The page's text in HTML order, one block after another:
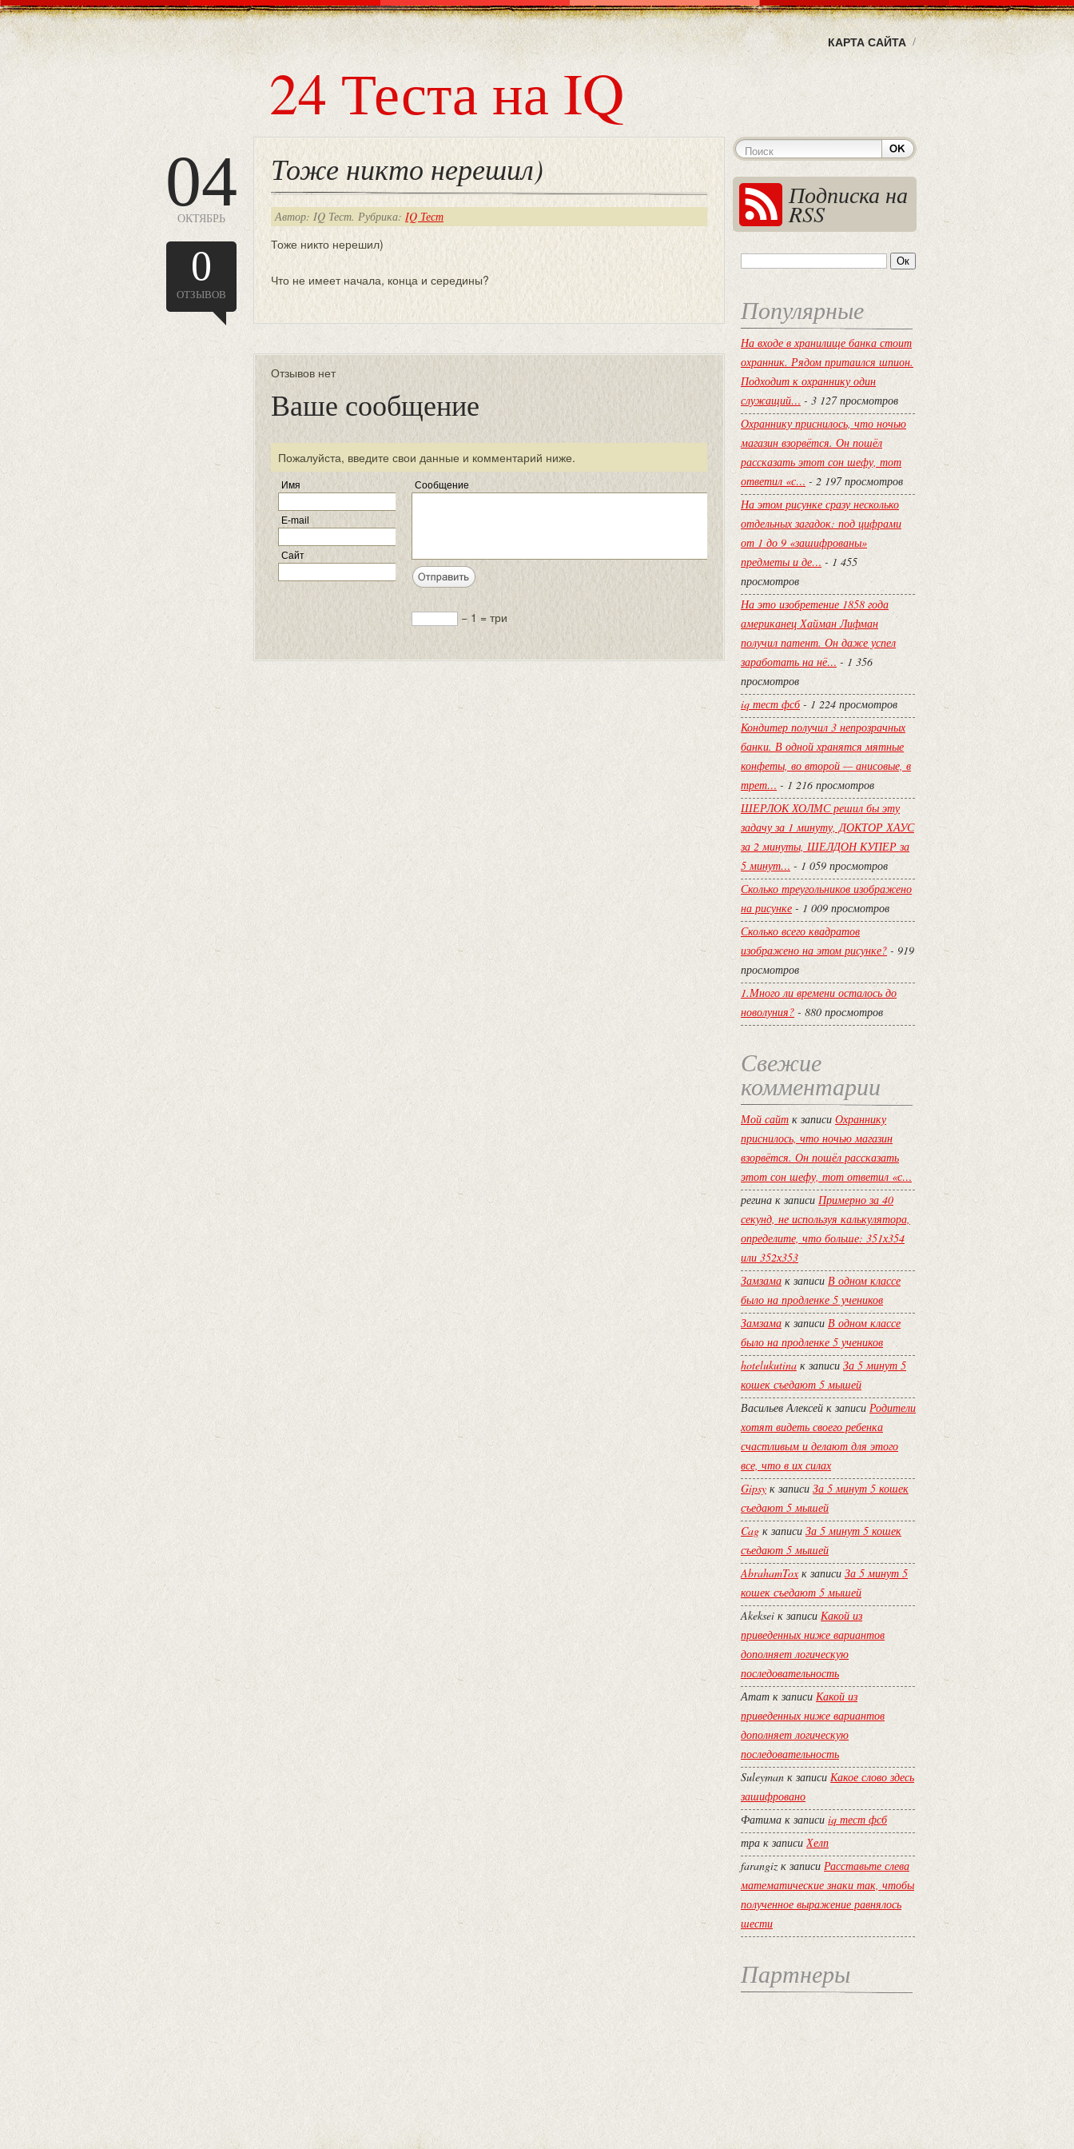
КАРТА САЙТА
24 Теста на IQ
04
ОКТЯБРЬ
0
ОТЗЫВОВ
Тоже никто нерешил)
Автор: IQ Тест. Рубрика: IQ Тест
Тоже никто нерешил)
Что не имеет начала, конца и середины?
Отзывов нет
Ваше сообщение
Пожалуйста, введите свои данные и комментарий ниже.
Имя
E-mail
Сайт
Сообщение
− 1 = три
Подписка на
RSS
Популярные
На входе в хранилище банка стоит
охранник. Рядом притаился шпион.
Подходит к охраннику один
служащий… - 3 127 просмотров
Охраннику приснилось, что ночью
магазин взорвётся. Он пошёл
рассказать этот сон шефу, тот
ответил «с… - 2 197 просмотров
На этом рисунке сразу несколько
отдельных загадок: под цифрами
от 1 до 9 «зашифрованы»
предметы и де… - 1 455
просмотров
На это изобретение 1858 года
американец Хайман Лифман
получил патент. Он даже успел
заработать на нё… - 1 356
просмотров
iq тест фсб- 1 224 просмотров
Кондитер получил 3 непрозрачных
банки. В одной хранятся мятные
конфеты, во второй — анисовые, в
трет… - 1 216 просмотров
ШЕРЛОК ХОЛМС решил бы эту
задачу за 1 минуту, ДОКТОР ХАУС
за 2 минуты, ШЕЛДОН КУПЕР за
5 минут… - 1 059 просмотров
Сколько треугольников изображено
на рисунке - 1 009 просмотров
Сколько всего квадратов
изображено на этом рисунке? - 919
просмотров
1.Много ли времени осталось до
новолуния? - 880 просмотров
Свежие
комментарии
Мой сайт к записи Охраннику
приснилось, что ночью магазин
взорвётся. Он пошёл рассказать
этот сон шефу, тот ответил «с…
регина к записи Примерно за 40
секунд, не используя калькулятора,
определите, что больше: 351х354
или 352х353
Замзама к записи В одном классе
было на продленке 5 учеников
Замзама к записи В одном классе
было на продленке 5 учеников
hotelukutina к записи За 5 минут 5
кошек съедают 5 мышей
Васильев Алексей к записи Родители
хотят видеть своего ребенка
счастливым и делают для этого
все, что в их силах
Gipsy к записи За 5 минут 5 кошек
съедают 5 мышей
Cag к записи За 5 минут 5 кошек
съедают 5 мышей
AbrahamToxк записи За 5 минут 5
кошек съедают 5 мышей
Akeksei к записи Какой из
приведенных ниже вариантов
дополняет логическую
последовательность
Атат к записи Какой из
приведенных ниже вариантов
дополняет логическую
последовательность
Suleyman к записи Какое слово здесь
зашифровано
Фатима к записи iq тест фсб
тра к записиХелп
farangiz к записи Расставьте слева
математические знаки так, чтобы
полученное выражение равнялось
шести
Партнеры